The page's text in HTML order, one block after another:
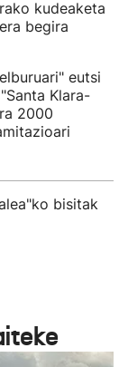
kudeaketa
begira
eutsi
Klara-
2000
bisitak